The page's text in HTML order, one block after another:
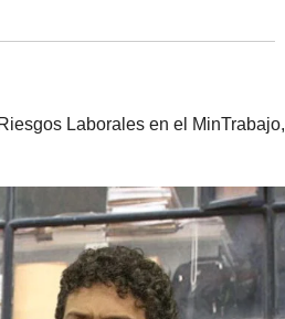
Laborales en el MinTrabajo,